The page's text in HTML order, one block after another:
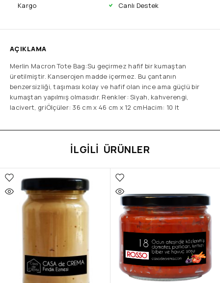
Kargo
Canlı Destek
AÇIKLAMA
Merlin Macron Tote Bag:Su geçirmez hafif bir kumaştan
üretilmiştir. Kanserojen madde içermez. Bu çantanın
benzersizliği, taşıması kolay ve hafif olan ince ama güçlü bir
kumaştan yapılmış olmasıdır. Renkler: Siyah, kahverengi,
lacivert, griÖlçüler: 36 cm x 46 cm x 12 cmHacim: 10 lt
İLGILI ÜRÜNLER